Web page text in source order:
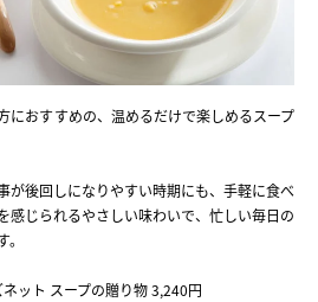
におすすめの、温めるだけで楽しめるスープ
が後回しになりやすい時期にも、手軽に食べ
感じられるやさしい味わいで、忙しい毎日の
ット スープの贈り物 3,240円